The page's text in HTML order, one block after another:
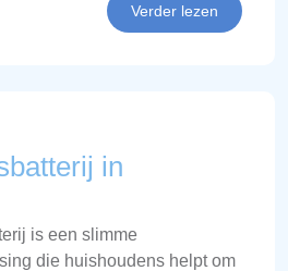
Verder lezen
in
is een slimme
die huishoudens helpt om